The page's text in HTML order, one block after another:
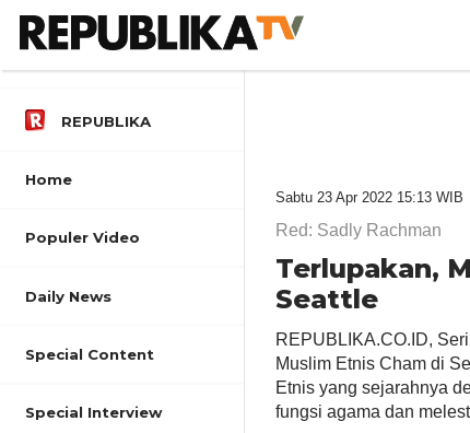
REPUBLIKA
Home
Populer Video
Daily News
Special Content
Special Interview
Sabtu 23 Apr 2022 15:13 WIB
Red: Sadly Rachman
Terlupakan,
Seattle
REPUBLIKA.CO.ID,
Muslim Etnis Cham di
Etnis yang sejarahnya
fungsi agama dan